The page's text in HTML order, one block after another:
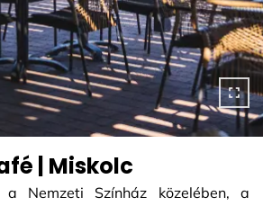
| Miskolc
a Nemzeti Színház közelében, a